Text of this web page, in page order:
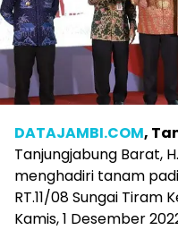
DATAJAMBI.COM,
Tanjungjabung Barat,
menghadiri tanam
RT.11/08 Sungai Tiram
Kamis, 1 Desember